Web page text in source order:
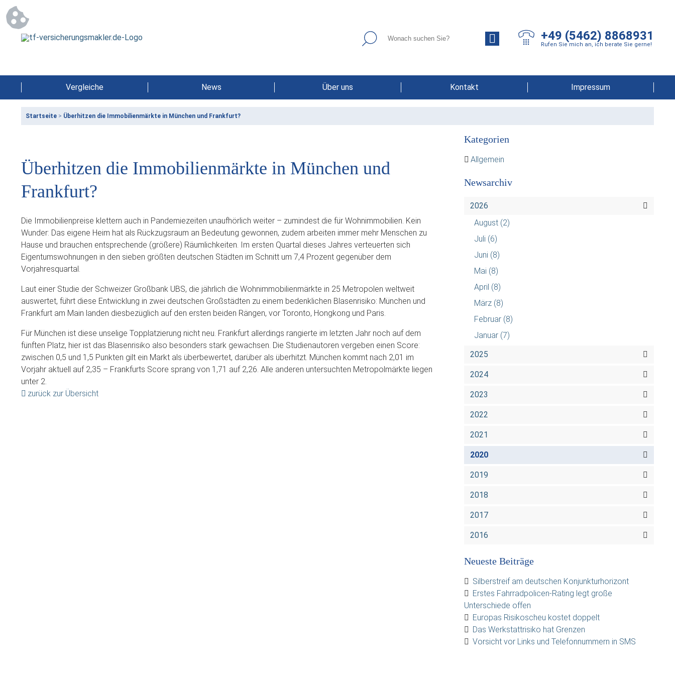
+49 (5462) 8868931
Rufen Sie mich an, ich berate Sie gerne!
Vergleiche News Über uns Kontakt Impressum
Startseite > Überhitzen die Immobilienmärkte in München und Frankfurt?
Überhitzen die Immobilienmärkte in München und
Frankfurt?
Die Immobilienpreise klettern auch in Pandemiezeiten unaufhörlich weiter – zumindest die für Wohnimmobilien. Kein
Wunder: Das eigene Heim hat als Rückzugsraum an Bedeutung gewonnen, zudem arbeiten immer mehr Menschen zu
Hause und brauchen entsprechende (größere) Räumlichkeiten. Im ersten Quartal dieses Jahres verteuerten sich
Eigentumswohnungen in den sieben größten deutschen Städten im Schnitt um 7,4 Prozent gegenüber dem
Vorjahresquartal.
Laut einer Studie der Schweizer Großbank UBS, die jährlich die Wohnimmobilienmärkte in 25 Metropolen weltweit
auswertet, führt diese Entwicklung in zwei deutschen Großstädten zu einem bedenklichen Blasenrisiko: München und
Frankfurt am Main landen diesbezüglich auf den ersten beiden Rängen, vor Toronto, Hongkong und Paris.
Für München ist diese unselige Topplatzierung nicht neu. Frankfurt allerdings rangierte im letzten Jahr noch auf dem
fünften Platz, hier ist das Blasenrisiko also besonders stark gewachsen. Die Studienautoren vergeben einen Score:
zwischen 0,5 und 1,5 Punkten gilt ein Markt als überbewertet, darüber als überhitzt. München kommt nach 2,01 im
Vorjahr aktuell auf 2,35 – Frankfurts Score sprang von 1,71 auf 2,26. Alle anderen untersuchten Metropolmärkte liegen
unter 2.
zurück zur Übersicht
Kategorien
Allgemein
Newsarchiv
2026
August (2)
Juli (6)
Juni (8)
Mai (8)
April (8)
März (8)
Februar (8)
Januar (7)
2025
2024
2023
2022
2021
2020
2019
2018
2017
2016
Neueste Beiträge
Silberstreif am deutschen Konjunkturhorizont
Erstes Fahrradpolicen-Rating legt große
Unterschiede offen
Europas Risikoscheu kostet doppelt
Das Werkstattrisiko hat Grenzen
Vorsicht vor Links und Telefonnummern in SMS